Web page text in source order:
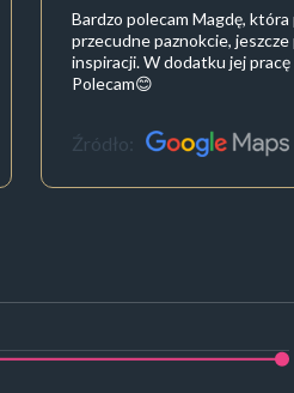
Bardzo polecam Magdę,
przecudne paznokcie,
inspiracji. W dodatku jej
Polecam😊
Źródło: